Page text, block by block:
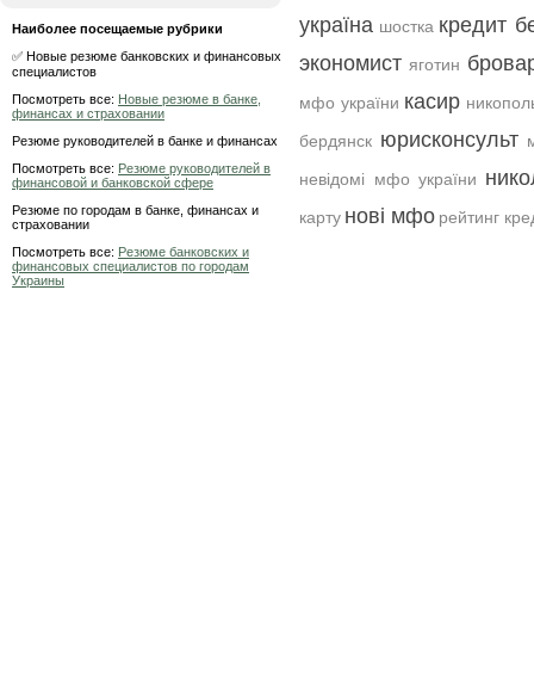
Наиболее посещаемые рубрики
✅ Новые резюме банковских и финансовых
специалистов
Посмотреть все: Новые резюме в банке,
финансах и страховании
Резюме руководителей в банке и финансах
Посмотреть все: Резюме руководителей в
финансовой и банковской сфере
Резюме по городам в банке, финансах и
страховании
Посмотреть все: Резюме банковских и
финансовых специалистов по городам
Украины
україна шостка кредит
экономист яготин
мфо україни касир
бердянск юрисконсульт
невідомі мфо україни
карту нові мфо рейтинг